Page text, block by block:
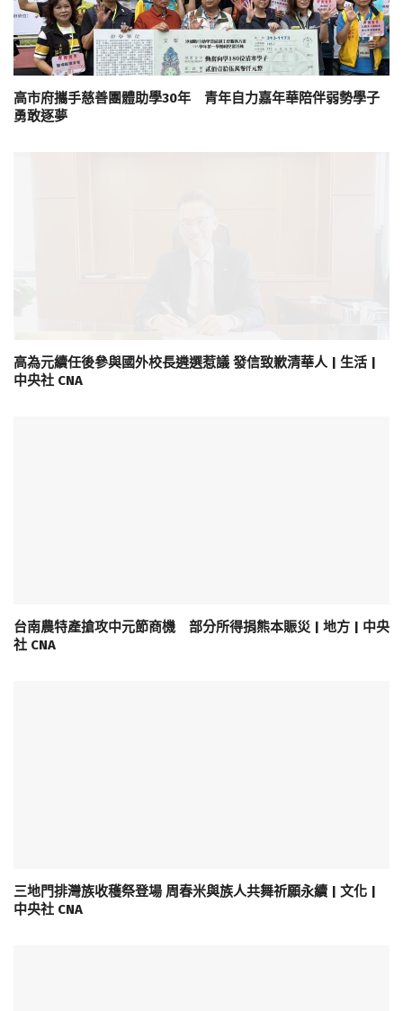
高市府攜手慈善團體助學30年 青年自力嘉年華陪伴弱勢學子
勇敢逐夢
高為元續任後參與國外校長遴選惹議 發信致歉清華人 | 生活 |
中央社 CNA
台南農特產搶攻中元節商機 部分所得捐熊本賑災 | 地方 | 中央
社 CNA
三地門排灣族收穫祭登場 周春米與族人共舞祈願永續 | 文化 |
中央社 CNA